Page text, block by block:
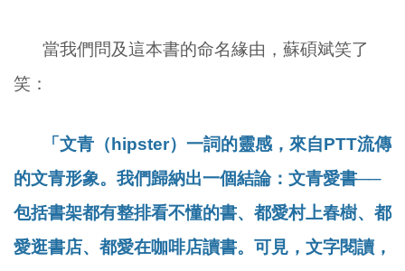
當我們問及這本書的命名緣由，蘇碩斌笑了
笑：
「文青（ hipster）一詞的靈感，來自PTT流傳
的文青形象。我們歸納出一個結論：文青愛書──
包括書架都有整排看不懂的書、都愛村上春樹、都
愛逛書店、都愛在咖啡店讀書。可見，文字閱讀，